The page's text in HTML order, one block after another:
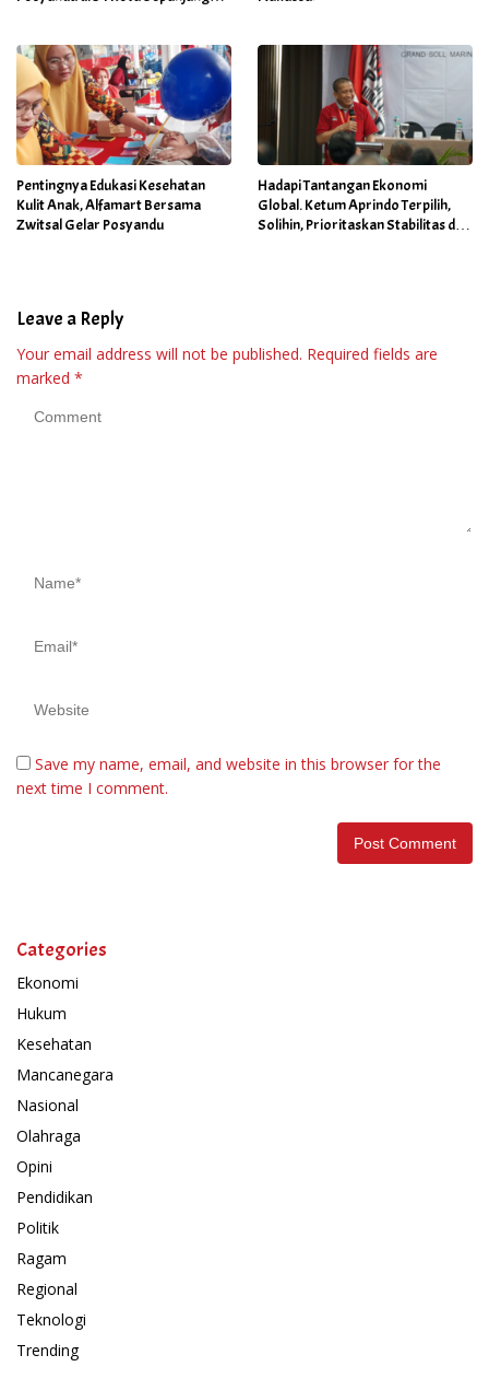
Pentingnya Edukasi Kesehatan
Kulit Anak, Alfamart Bersama
Zwitsal Gelar Posyandu
Hadapi Tantangan Ekonomi
Global. Ketum Aprindo Terpilih,
Solihin, Prioritaskan Stabilitas dan
Leave a Reply
Your email address will not be published. Required fields are
marked *
Save my name, email, and website in this browser for the
next time I comment.
Categories
Ekonomi
Hukum
Kesehatan
Mancanegara
Nasional
Olahraga
Opini
Pendidikan
Politik
Ragam
Regional
Teknologi
Trending